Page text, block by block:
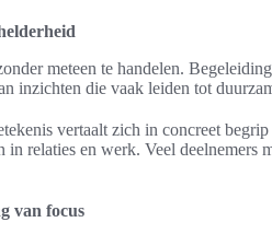
meteen te handelen.
inzichten die vaak leiden tot
vertaalt zich in concreet
relaties en werk. Veel deelnemers
van focus